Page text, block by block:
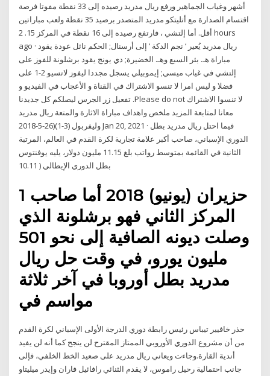
أشهر وغياب الجماهير ورفع ريال مدريد رصيده إلى 33 نقطة مفوتا فرصة
اقتسام الصدارة مع أتليتكو مدريد المتصدر برصيد 35 نقطة ولعب مباراتين
أقل. أما إلتشي ، فارتفع رصيده إلى 16 نقطة في المركز 15. 2 hours
ago · ريال مدريد يُعير ‘ نجم الدكة ‘ إلى أرسنال; الحكم نائل عودة يقود
مباراة هـ. بئر السبع وهـ. الخضيرة; دي يونج يقود برشلونة للفوز على
إلتشي في غياب ميسي; إيموبيلي يسجل مجددا ليفوز لاتسيو 2-1 على
فضلا و ليس امرا لا تنسو الاشتراك في القناة و الأعجاب في الفيديو و
تفعيل زر الجرس ليصلكم كل جديدنا .Please do not لا تنسوا الاشتراك
معانا لمتابعة المزيد ملخص واهداف مباراة الاثارة والمتعة ريال مدريد
وليفربول (3-1)(26-5-2018 Jan 20, 2021 · فيما احتل ريال مدريد بطل
الدوري الإسباني، صاحب أكبر علامة تجارية لكرة القدم في العالم، المرتبة
الثانية في القائمة بمتوسط رواتب بلغ 11.15 مليون دولار، يليه يوفنتوس
بطل الدوري الإيطالي ( 10.11
1 حزيران (يونيو) 2018 أما صاحب
المركز الثاني فهو برشلونة الذي
وصلت ديونه الصافية إلى نحو 501
مليون يورو، في وقت حل ريال
مدريد بطل أوروبا في آخر ثلاثة
حذر خافيير تيباس رئيس رابطة دوري الدرجة الأولى الإسباني لكرة القدم
من أن مشروع الدوري الأوروبي الممتاز المقترح لن ينجح كما أنه لن يفيد
أندية القارة.وجاءت ويعاني ريال مدريد على صعيد الخط الخلفي، فإلى
جانب احتمالية رحيل راموس، لا يقدم الثنائي رافائيل فاران وإيدر ميليتاو